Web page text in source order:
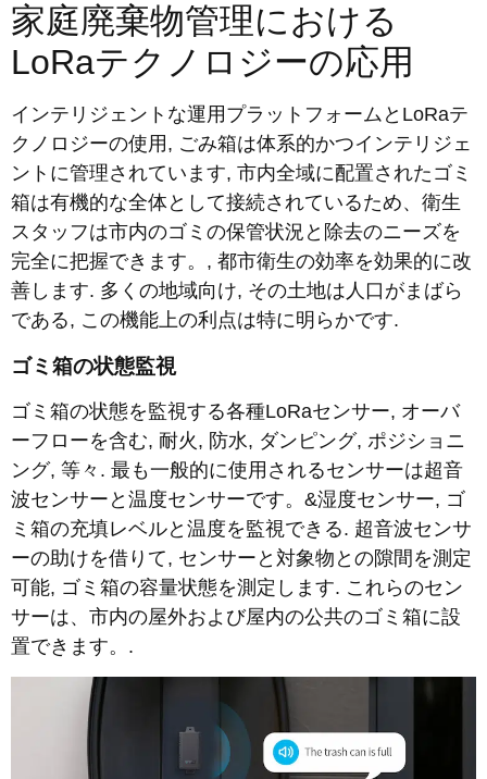
家庭廃棄物管理における
LoRaテクノロジーの応用
インテリジェントな運用プラットフォームとLoRaテ
クノロジーの使用, ごみ箱は体系的かつインテリジェ
ントに管理されています, 市内全域に配置されたゴミ
箱は有機的な全体として接続されているため、衛生
スタッフは市内のゴミの保管状況と除去のニーズを
完全に把握できます。, 都市衛生の効率を効果的に改
善します. 多くの地域向け, その土地は人口がまばら
である, この機能上の利点は特に明らかです.
ゴミ箱の状態監視
ゴミ箱の状態を監視する各種LoRaセンサー, オーバ
ーフローを含む, 耐火, 防水, ダンピング, ポジショニ
ング, 等々. 最も一般的に使用されるセンサーは超音
波センサーと温度センサーです。&湿度センサー, ゴ
ミ箱の充填レベルと温度を監視できる. 超音波センサ
ーの助けを借りて, センサーと対象物との隙間を測定
可能, ゴミ箱の容量状態を測定します. これらのセン
サーは、市内の屋外および屋内の公共のゴミ箱に設
置できます。.